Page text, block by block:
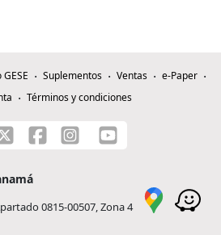
Suplementos Ventas
e-Paper
Términos y condiciones
0815-00507, Zona 4